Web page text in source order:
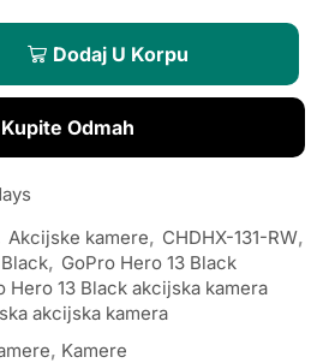
Dodaj U Korpu
Kupite Odmah
Akcijske kamere, CHDHX-131-RW,
, GoPro Hero 13 Black
Hero 13 Black akcijska kamera
akcijska kamera
, Kamere